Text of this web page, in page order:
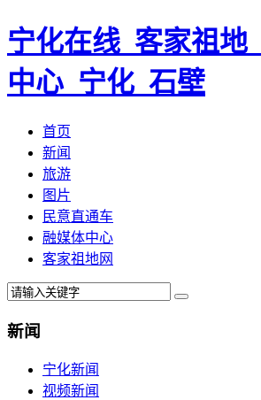
宁化在线_客家祖地
中心_宁化_石壁
首页
新闻
旅游
图片
民意直通车
融媒体中心
客家祖地网
新闻
宁化新闻
视频新闻